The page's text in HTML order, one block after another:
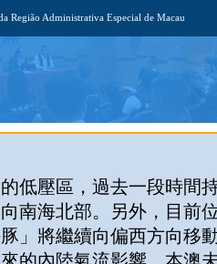
Região Administrativa Especial de Macau
低壓區，過去一段時間
南海北部。另外，目前
」將繼續向偏西方向移